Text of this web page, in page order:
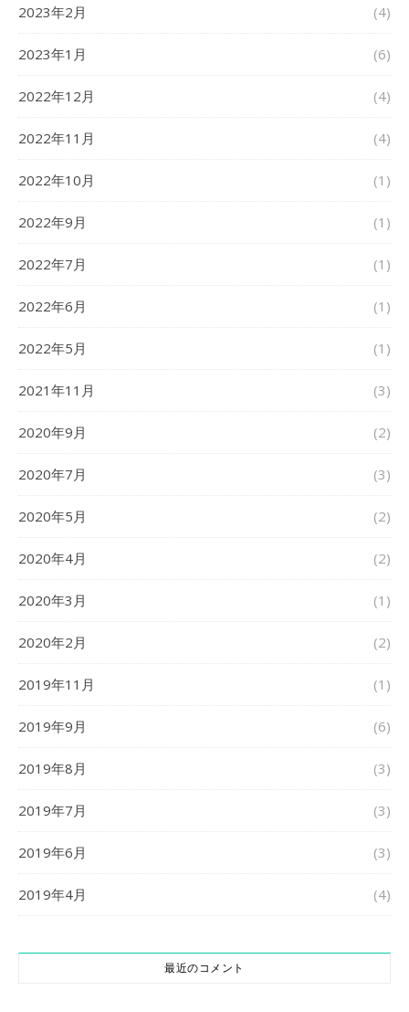
2023年2月 (4)
2023年1月 (6)
2022年12月 (4)
2022年11月 (4)
2022年10月 (1)
2022年9月 (1)
2022年7月 (1)
2022年6月 (1)
2022年5月 (1)
2021年11月 (3)
2020年9月 (2)
2020年7月 (3)
2020年5月 (2)
2020年4月 (2)
2020年3月 (1)
2020年2月 (2)
2019年11月 (1)
2019年9月 (6)
2019年8月 (3)
2019年7月 (3)
2019年6月 (3)
2019年4月 (4)
最近のコメント